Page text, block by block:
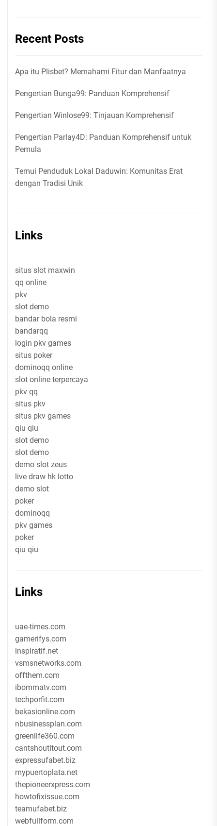
Recent Posts
Apa itu Plisbet? Memahami Fitur dan Manfaatnya
Pengertian Bunga99: Panduan Komprehensif
Pengertian Winlose99: Tinjauan Komprehensif
Pengertian Parlay4D: Panduan Komprehensif untuk
Pemula
Temui Penduduk Lokal Daduwin: Komunitas Erat
dengan Tradisi Unik
Links
situs slot maxwin
qq online
pkv
slot demo
bandar bola resmi
bandarqq
login pkv games
situs poker
dominoqq online
slot online terpercaya
pkv qq
situs pkv
situs pkv games
qiu qiu
slot demo
slot demo
demo slot zeus
live draw hk lotto
demo slot
poker
dominoqq
pkv games
poker
qiu qiu
Links
uae-times.com
gamerifys.com
inspiratif.net
vsmsnetworks.com
offthem.com
ibommatv.com
techporfit.com
bekasionline.com
nbusinessplan.com
greenlife360.com
cantshoutitout.com
expressufabet.biz
mypuertoplata.net
thepioneerxpress.com
howtofixissue.com
teamufabet.biz
webfullform.com